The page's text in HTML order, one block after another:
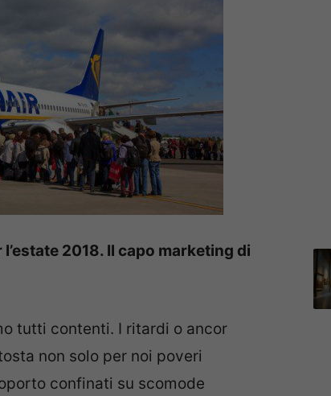
2018. Il capo marketing di
tutti contenti. I ritardi o ancor
non solo per noi poveri
confinati su scomode